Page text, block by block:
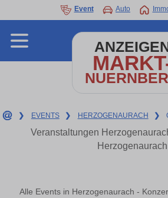
Event Auto
❯ EVENTS ❯ HERZOGENAURACH ❯
Veranstaltungen
Herzogenaurach
Alle Events in Herzogenaurach -